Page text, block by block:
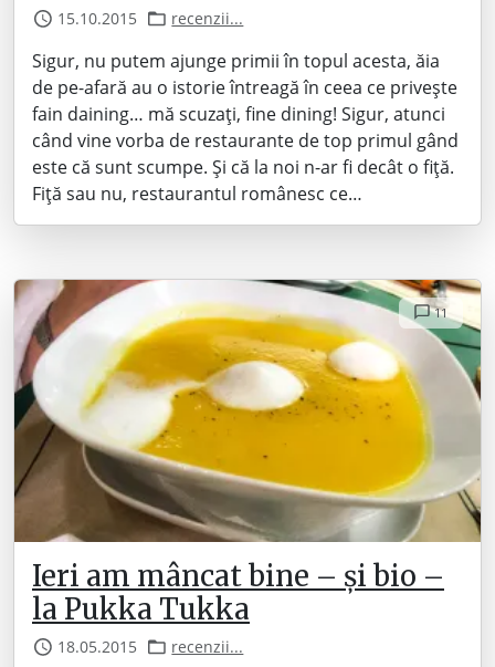
15.10.2015 recenzii...
Sigur, nu putem ajunge primii în topul acesta, ăia
de pe-afară au o istorie întreagă în ceea ce privește
fain daining… mă scuzați, fine dining! Sigur, atunci
când vine vorba de restaurante de top primul gând
este că sunt scumpe. Și că la noi n-ar fi decât o fiță.
Fiță sau nu, restaurantul românesc ce…
11
Ieri am mâncat bine – și bio –
la Pukka Tukka
18.05.2015 recenzii...